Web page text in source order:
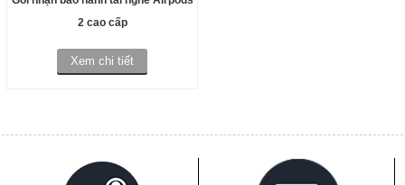
2 cao cấp
Xem chi tiết